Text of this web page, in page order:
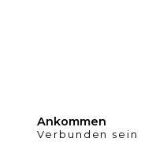
Ankommen
Verbunden sein